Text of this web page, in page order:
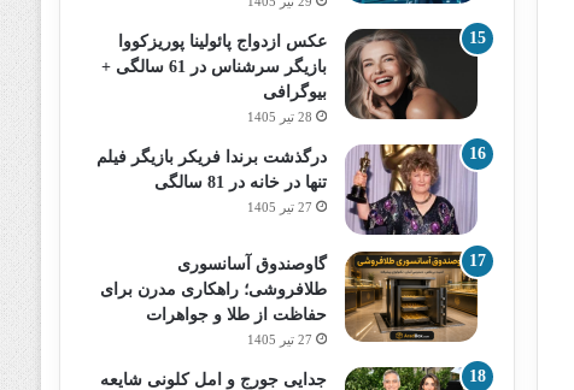
عکس ازدواج پائولینا پوریزکووا
بازیگر سرشناس در 61 سالگی +
بیوگرافی
28 تیر 1405
درگذشت برندا فریکر بازیگر فیلم
تنها در خانه در 81 سالگی
27 تیر 1405
گاوصندوق آسانسوری
طلافروشی؛ راهکاری مدرن برای
حفاظت از طلا و جواهرات
27 تیر 1405
جدایی جورج و امل کلونی شایعه